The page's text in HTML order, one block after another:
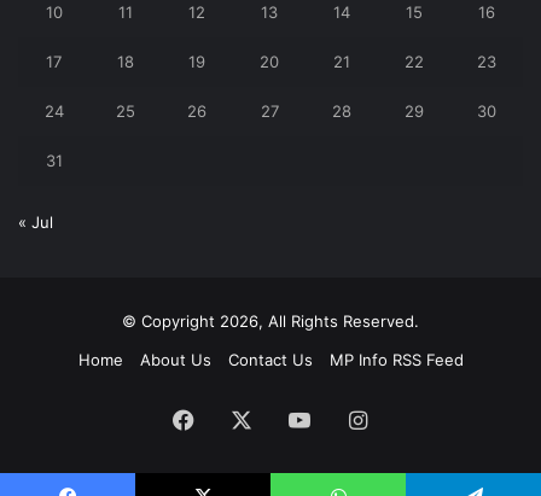
10 11 12 13 14 15 16
17 18 19 20 21 22 23
24 25 26 27 28 29 30
31
« Jul
© Copyright 2026, All Rights Reserved.
Home
About Us Contact Us MP Info RSS Feed
Facebook YouTubeInstagram